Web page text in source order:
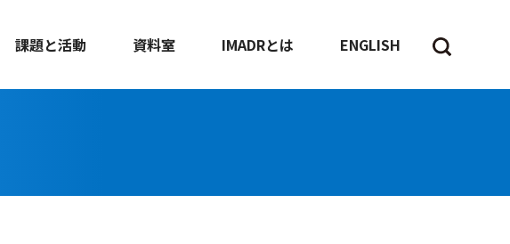
課題と活動 資料室 IMADRとは ENGLISH